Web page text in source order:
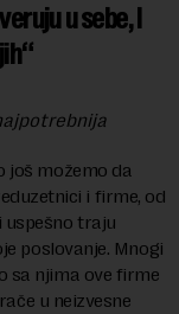
u sebe, I
još možemo da
i firme, od
uspešno traju
poslovanje. Mnogi
sa njima ove firme
u neizvesne